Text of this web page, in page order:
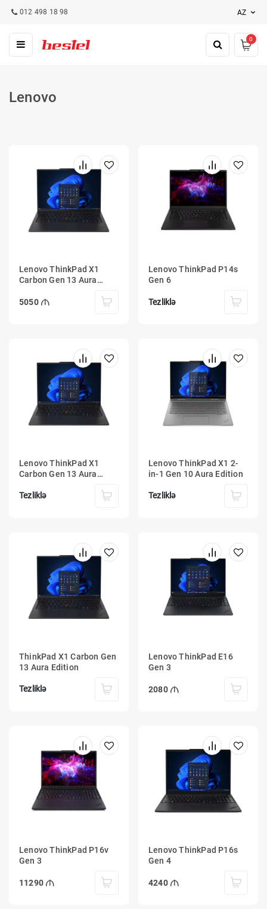
012 498 18 98 AZ
0
Lenovo
Lenovo ThinkPad X1
Carbon Gen 13 Aura
5050
Lenovo ThinkPad P14s
Gen 6
Tezliklə
Lenovo ThinkPad X1
Carbon Gen 13 Aura
Tezliklə
Lenovo ThinkPad X1 2-
in-1 Gen 10 Aura Edition
Tezliklə
ThinkPad X1 Carbon Gen
13 Aura Edition
Tezliklə
Lenovo ThinkPad E16
Gen 3
2080
Lenovo ThinkPad P16v
Gen 3
11290
Lenovo ThinkPad P16s
Gen 4
4240